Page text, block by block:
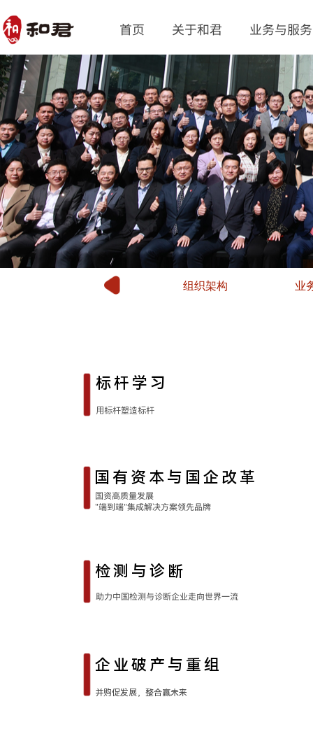
首页 关于和君 业务与服务
组织架构 业
标杆学习
用标杆塑造标杆
国有资本与 国企改革
国资高质量发展
"端到端"集成解决方案领先品牌
检测与诊断
助力中国检测与诊断企业走向世界一流
企业破产与重组
并购促发展，整合赢未来